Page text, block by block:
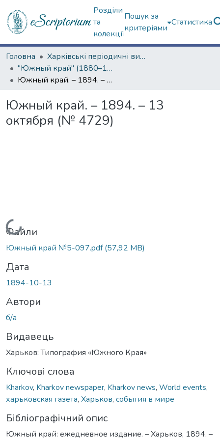
Розділи
та
колекції
Пошук за
критеріями
Статистика
Головна
Харківські періодичні видання
"Южный край" (1880–1919 гг.)
Южный край. – 1894. – 13 октября (№ 4729)
Южный край. – 1894. – 13
октября (№ 4729)
Вантажиться...
Файли
Южный край №5-097.pdf(57,92 MB)
Дата
1894-10-13
Автори
б/а
Видавець
Харьков: Типография «Южного Края»
Ключові слова
Kharkov, Kharkov newspaper, Kharkov news, World events,
харьковская газета, Харьков, события в мире
Бібліографічний опис
Южный край: ежедневное издание. – Харьков, 1894. –